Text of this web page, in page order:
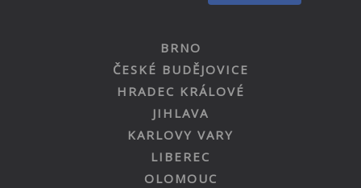
BRNO
ČESKÉ BUDĚJOVICE
HRADEC KRÁLOVÉ
JIHLAVA
KARLOVY VARY
LIBEREC
OLOMOUC